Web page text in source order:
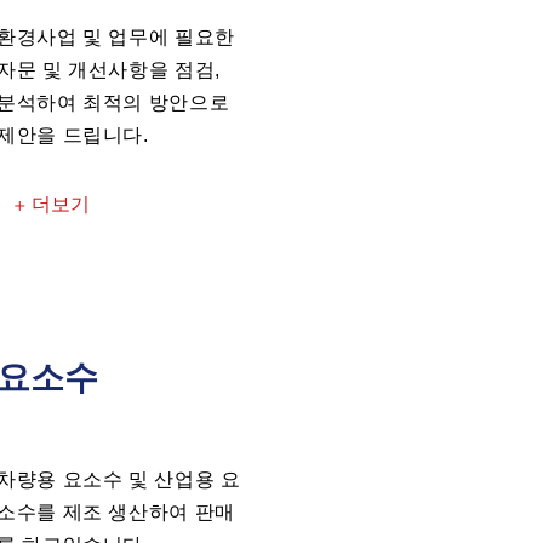
경사업 및 업무에 필요한
문 및 개선사항을 점검,
석하여 최적의 방안으로
안을 드립니다.
+ 더보기
​요소수
량용 요소수 및 산업용 요
수를 제조 생산하여 판매